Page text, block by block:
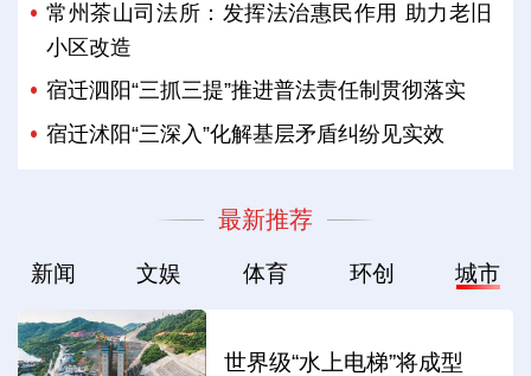
常州茶山司法所：发挥法治惠民作用 助力老旧
小区改造
宿迁泗阳“三抓三提”推进普法责任制贯彻落实
宿迁沭阳“三深入”化解基层矛盾纠纷见实效
最新推荐
新闻 文娱 体育 环创 城市
世界级“水上电梯”将成型